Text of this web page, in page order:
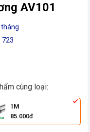
AV101
723
cùng loại:
1M
85.000đ